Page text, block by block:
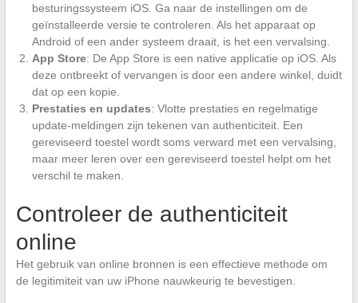
besturingssysteem iOS. Ga naar de instellingen om de
geïnstalleerde versie te controleren. Als het apparaat op
Android of een ander systeem draait, is het een vervalsing.
App Store: De App Store is een native applicatie op iOS. Als
deze ontbreekt of vervangen is door een andere winkel, duidt
dat op een kopie.
Prestaties en updates: Vlotte prestaties en regelmatige
update-meldingen zijn tekenen van authenticiteit. Een
gereviseerd toestel wordt soms verward met een vervalsing,
maar meer leren over een gereviseerd toestel helpt om het
verschil te maken.
Controleer de authenticiteit
online
Het gebruik van online bronnen is een effectieve methode om
de legitimiteit van uw iPhone nauwkeurig te bevestigen.